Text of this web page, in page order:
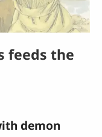
feeds the
demon